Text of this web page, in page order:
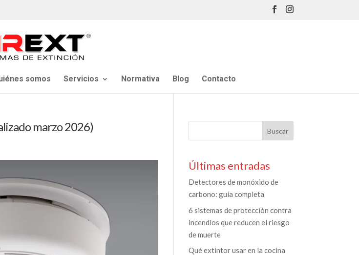
somos Servicios Normativa Blog Contacto
marzo 2026)
Últimas entradas
Detectores de monóxido de
carbono: guía completa
6 sistemas de protección contra
incendios que reducen el riesgo
de muerte
Qué extintor usar en la cocina